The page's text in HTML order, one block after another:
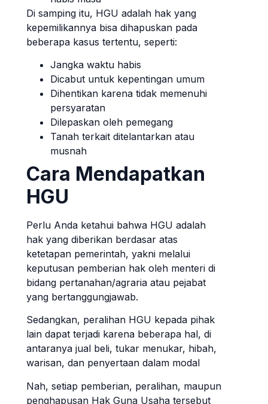
Di samping itu, HGU adalah hak yang
kepemilikannya bisa dihapuskan pada
beberapa kasus tertentu, seperti:
Jangka waktu habis
Dicabut untuk kepentingan umum
Dihentikan karena tidak memenuhi
persyaratan
Dilepaskan oleh pemegang
Tanah terkait ditelantarkan atau
musnah
Cara Mendapatkan
HGU
Perlu Anda ketahui bahwa HGU adalah
hak yang diberikan berdasar atas
ketetapan pemerintah, yakni melalui
keputusan pemberian hak oleh menteri di
bidang pertanahan/agraria atau pejabat
yang bertanggungjawab.
Sedangkan, peralihan HGU kepada pihak
lain dapat terjadi karena beberapa hal, di
antaranya jual beli, tukar menukar, hibah,
warisan, dan penyertaan dalam modal
Nah, setiap pemberian, peralihan, maupun
penghapusan Hak Guna Usaha tersebut